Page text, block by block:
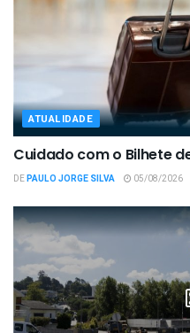
ATUALIDADE
Cuidado com o Bilhete
DEPAULO JORGE SILVA 05/08/2026